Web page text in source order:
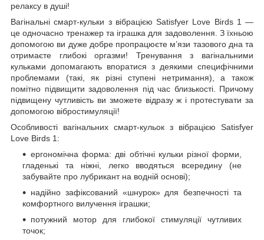
релаксу в душі!
Вагінальні смарт-кульки з вібрацією Satisfyer Love Birds 1 —
це одночасно тренажер та іграшка для задоволення. З їхньою
допомогою ви дуже добре пропрацюєте м’язи тазового дна та
отримаєте глибокі оргазми! Тренування з вагінальними
кульками допомагають впоратися з деякими специфічними
проблемами (такі, як різні ступені нетримання), а також
помітно підвищити задоволення під час близькості. Причому
підвищену чутливість ви зможете відразу ж і протестувати за
допомогою вібростимуляції!
Особливості вагінальних смарт-кульок з вібрацією Satisfyer
Love Birds 1:
ергономічна форма: дві обтічні кульки різної форми,
гладенькі та ніжні, легко вводяться всередину (не
забувайте про лубрикант на водній основі);
надійно зафіксований «шнурок» для безпечності та
комфортного вилучення іграшки;
потужний мотор для глибокої стимуляції чутливих
точок;